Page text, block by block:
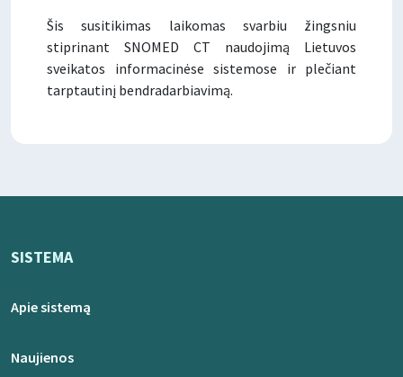
Šis susitikimas laikomas svarbiu žingsniu
stiprinant SNOMED CT naudojimą Lietuvos
sveikatos informacinėse sistemose ir plečiant
tarptautinį bendradarbiavimą.
SISTEMA
Apie sistemą
Naujienos